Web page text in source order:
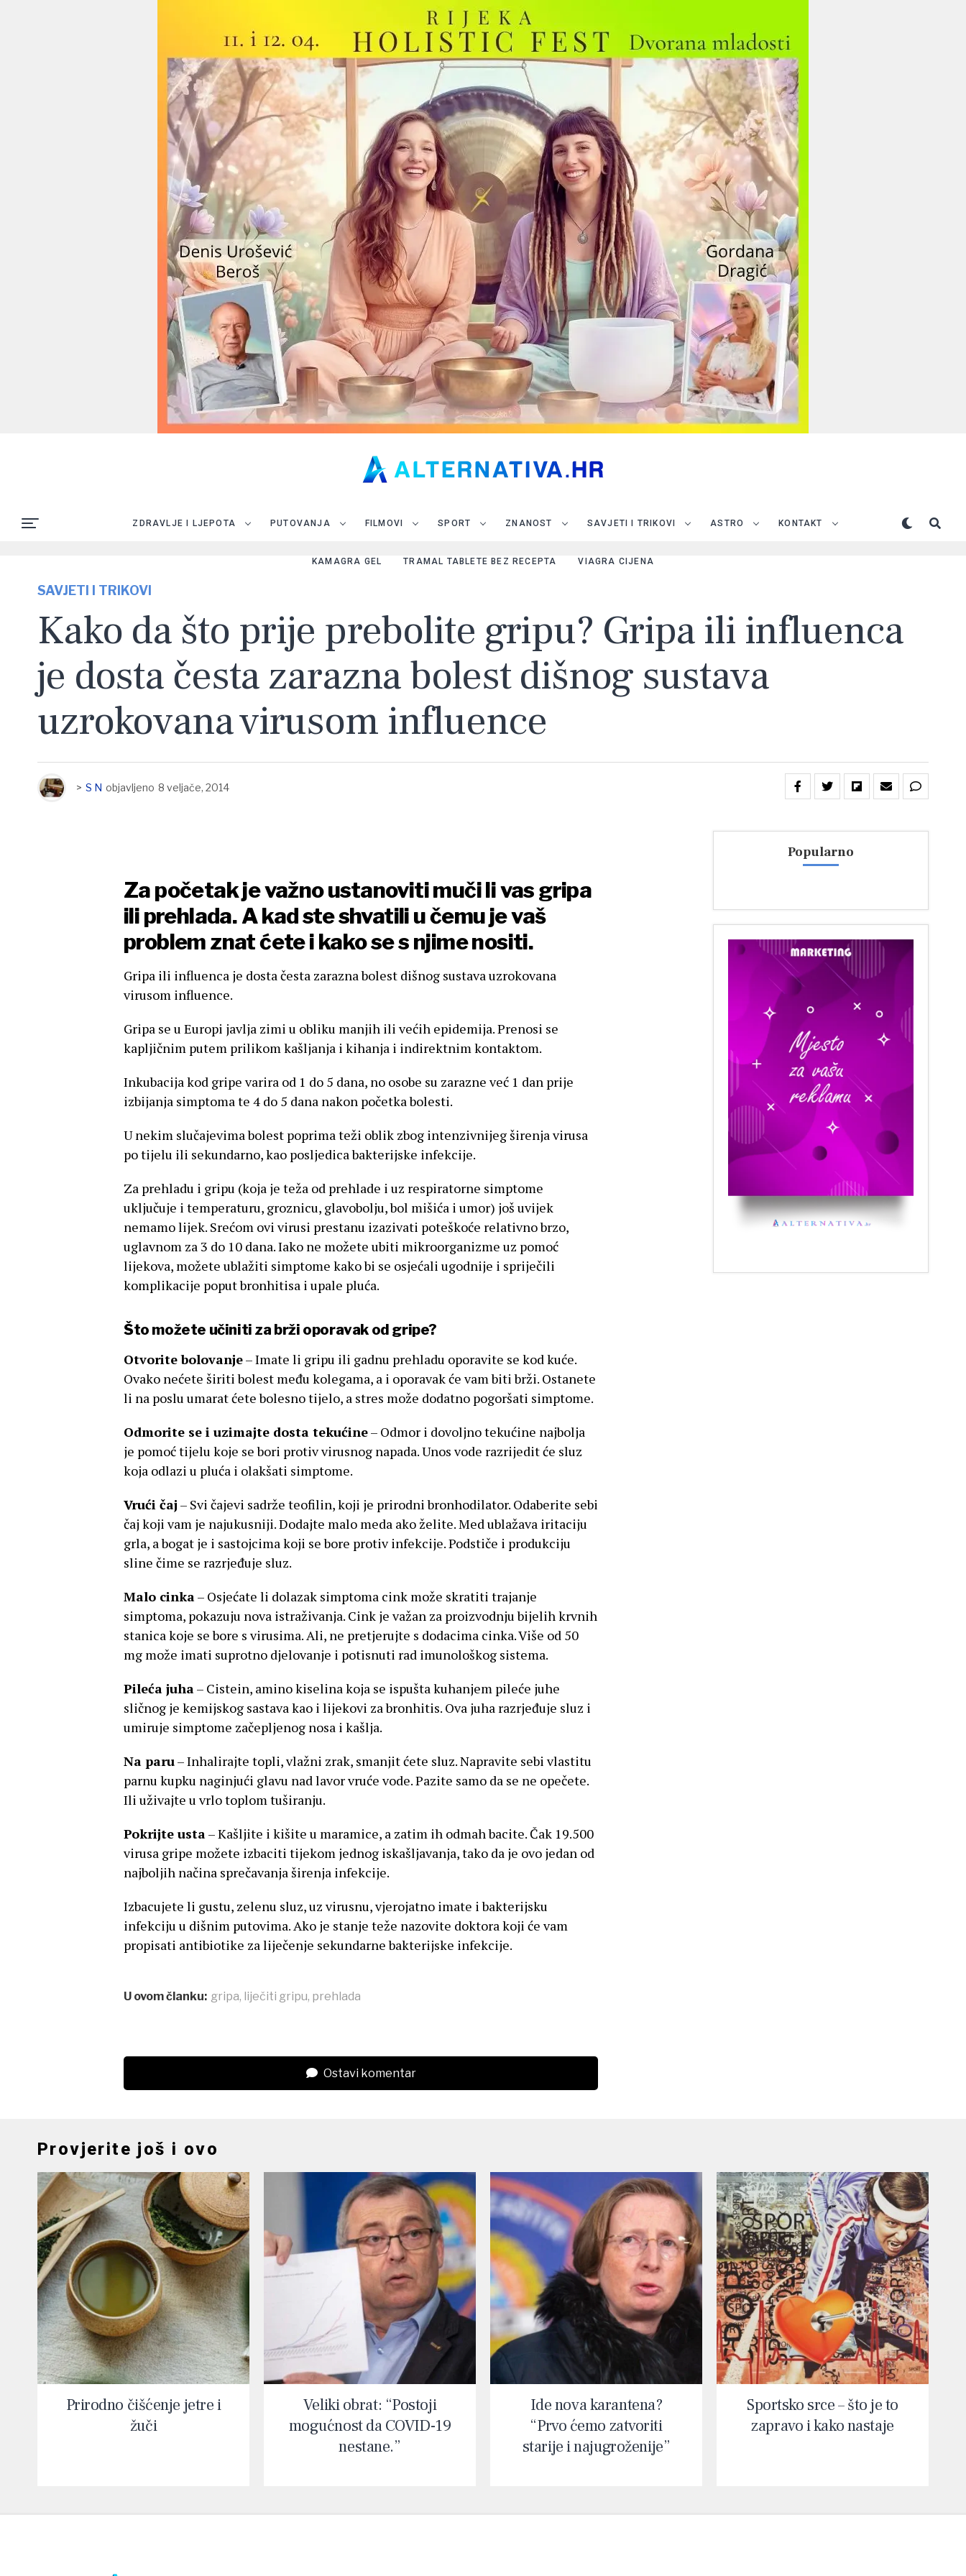
ZDRAVLJE I LJEPOTA PUTOVANJA FILMOVI SPORT ZNANOST SAVJETI I TRIKOVI ASTRO KONTAKT
KAMAGRA GEL TRAMAL TABLETE BEZ RECEPTA VIAGRA CIJENA
SAVJETI I TRIKOVI
Kako da što prije prebolite gripu? Gripa ili influenca
je dosta česta zarazna bolest dišnog sustava
uzrokovana virusom influence
> S N objavljeno 8 veljače, 2014
Za početak je važno ustanoviti muči li vasgripa
ili prehlada. A kad ste shvatili u čemu je vaš
problem znat ćete i kako se s njime nositi.
Gripa ili influenca je dosta česta zarazna bolest dišnog sustava uzrokovana
virusom influence.
Gripa se u Europi javlja zimi u obliku manjih ili većih epidemija. Prenosi se
kapljičnim putem prilikom kašljanja i kihanja i indirektnim kontaktom.
Inkubacija kod gripe varira od 1 do 5 dana, no osobe su zarazne već 1 dan prije
izbijanja simptoma te 4 do 5 dana nakon početka bolesti.
U nekim slučajevima bolest poprima teži oblik zbog intenzivnijeg širenja virusa
po tijelu ili sekundarno, kao posljedica bakterijske infekcije.
Za prehladu i gripu (koja je teža od prehlade i uz respiratorne simptome
uključuje i temperaturu, groznicu, glavobolju, bol mišića i umor) još uvijek
nemamo lijek. Srećom ovi virusi prestanu izazivati poteškoće relativno brzo,
uglavnom za 3 do 10 dana. Iako ne možete ubiti mikroorganizme uz pomoć
lijekova, možete ublažiti simptome kako bi se osjećali ugodnije i spriječili
komplikacije poput bronhitisa i upale pluća.
Što možete učiniti za brži oporavak od gripe?
Otvorite bolovanje– Imate li gripu ili gadnu prehladu oporavite se kod kuće.
Ovako nećete širiti bolest među kolegama, a i oporavak će vam biti brži. Ostanete
li na poslu umarat ćete bolesno tijelo, a stres može dodatno pogoršati simptome.
Odmorite se i uzimajte dosta tekućine– Odmor i dovoljno tekućine najbolja
je pomoć tijelu koje se bori protiv virusnog napada. Unos vode razrijedit će sluz
koja odlazi u pluća i olakšati simptome.
Vrući čaj – Svi čajevi sadrže teofilin, koji je prirodni bronhodilator. Odaberite sebi
čaj koji vam je najukusniji. Dodajte malo meda ako želite. Med ublažava iritaciju
grla, a bogat je i sastojcima koji se bore protiv infekcije. Podstiče i produkciju
sline čime se razrjeđuje sluz.
Malo cinka– Osjećate li dolazak simptoma cink može skratiti trajanje
simptoma, pokazuju nova istraživanja. Cink je važan za proizvodnju bijelih krvnih
stanica koje se bore s virusima. Ali, ne pretjerujte s dodacima cinka. Više od 50
mg može imati suprotno djelovanje i potisnuti rad imunološkog sistema.
Pileća juha– Cistein, amino kiselina koja se ispušta kuhanjem pileće juhe
sličnog je kemijskog sastava kao i lijekovi za bronhitis. Ova juha razrjeđuje sluz i
umiruje simptome začepljenog nosa i kašlja.
Na paru– Inhalirajte topli, vlažni zrak, smanjit ćete sluz. Napravite sebi vlastitu
parnu kupku naginjući glavu nad lavor vruće vode. Pazite samo da se ne opečete.
Ili uživajte u vrlo toplom tuširanju.
Pokrijte usta– Kašljite i kišite u maramice, a zatim ih odmah bacite. Čak 19.500
virusa gripe možete izbaciti tijekom jednog iskašljavanja, tako da je ovo jedan od
najboljih načina sprečavanja širenja infekcije.
Izbacujete li gustu, zelenu sluz, uz virusnu, vjerojatno imate i bakterijsku
infekciju u dišnim putovima. Ako je stanje teže nazovite doktora koji će vam
propisati antibiotike za liječenje sekundarne bakterijske infekcije.
U ovom članku: gripa, liječiti gripu, prehlada
Ostavi komentar
Popularno
Provjerite još i ovo
Prirodno čišćenje jetre i
žuči
Veliki obrat: “Postoji
mogućnost da COVID-19
nestane.”
Ide nova karantena?
“Prvo ćemo zatvoriti
starije i najugroženije”
Sportsko srce – što je to
zapravo i kako nastaje